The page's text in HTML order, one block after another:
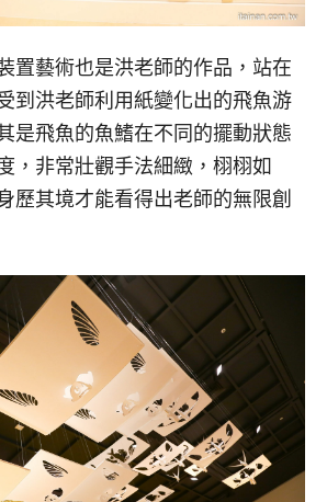
置藝術也是洪老師的作品，站在
到洪老師利用紙變化出的飛魚游
是飛魚的魚鰭在不同的擺動狀態
，非常壯觀手法細緻，栩栩如
歷其境才能看得出老師的無限創